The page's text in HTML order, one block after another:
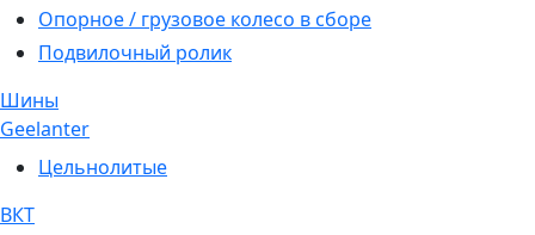
Опорное / грузовое колесо в сборе
Подвилочный ролик
Шины
Geelanter
Цельнолитые
ВКТ